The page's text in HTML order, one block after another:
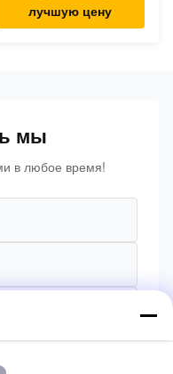
лучшую цену
мы
в любое время!